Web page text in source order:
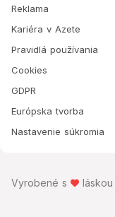
Reklama
Kariéra v Azete
Pravidlá používania
Cookies
GDPR
Európska tvorba
Nastavenie súkromia
Vyrobené s